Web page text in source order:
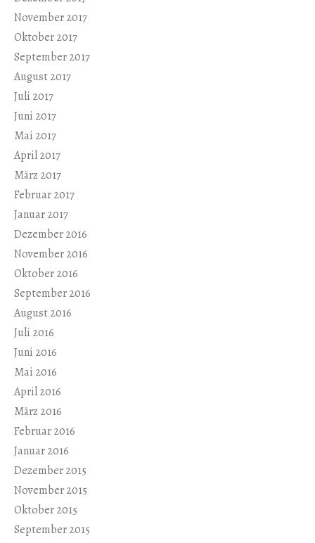
November 2017
Oktober 2017
September 2017
August 2017
Juli 2017
Juni 2017
Mai 2017
April 2017
März 2017
Februar 2017
Januar 2017
Dezember 2016
November 2016
Oktober 2016
September 2016
August 2016
Juli 2016
Juni 2016
Mai 2016
April 2016
März 2016
Februar 2016
Januar 2016
Dezember 2015
November 2015
Oktober 2015
September 2015